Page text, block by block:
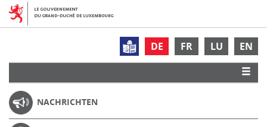
DE FR LU EN
NACHRICHTEN